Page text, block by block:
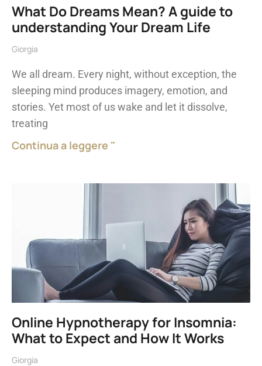
What Do Dreams Mean? A guide to
understanding Your Dream Life
Giorgia
We all dream. Every night, without exception, the
sleeping mind produces imagery, emotion, and
stories. Yet most of us wake and let it dissolve,
treating
Continua a leggere "
Online Hypnotherapy for Insomnia:
What to Expect and How It Works
Giorgia